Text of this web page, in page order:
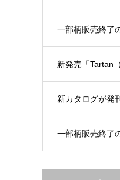
一部柄販売終了
新発売「Tartan
新カタログが発
一部柄販売終了